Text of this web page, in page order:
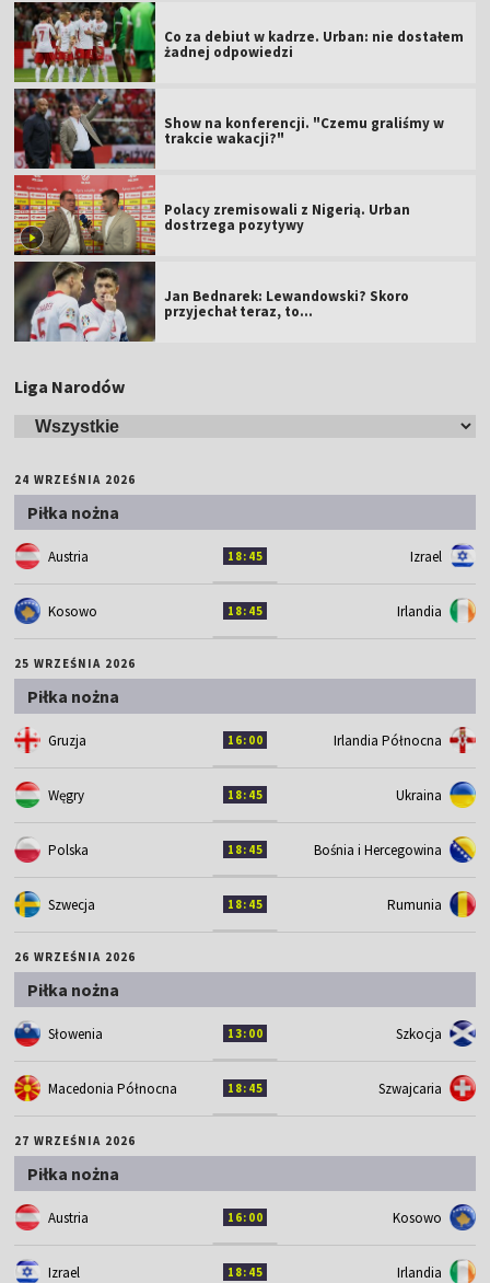
Co za debiut w kadrze. Urban: nie dostałem
żadnej odpowiedzi
Show na konferencji. "Czemu graliśmy w
trakcie wakacji?"
Polacy zremisowali z Nigerią. Urban
dostrzega pozytywy
Jan Bednarek: Lewandowski? Skoro
przyjechał teraz, to…
Liga Narodów
24 WRZEŚNIA 2026
Piłka nożna
Austria 18:45 Izrael
Kosowo 18:45 Irlandia
25 WRZEŚNIA 2026
Piłka nożna
Gruzja 16:00 Irlandia Północna
Węgry 18:45 Ukraina
Polska 18:45 Bośnia i Hercegowina
Szwecja 18:45 Rumunia
26 WRZEŚNIA 2026
Piłka nożna
Słowenia 13:00 Szkocja
Macedonia Północna 18:45 Szwajcaria
27 WRZEŚNIA 2026
Piłka nożna
Austria 16:00 Kosowo
Izrael 18:45 Irlandia